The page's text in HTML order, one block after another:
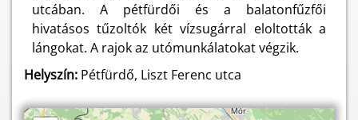
utcában. A pétfürdői és a balatonfűzfői
hivatásos tűzoltók két vízsugárral eloltották a
lángokat. A rajok az utómunkálatokat végzik.
Helyszín: Pétfürdő, Liszt Ferenc utca